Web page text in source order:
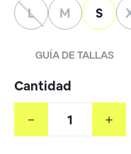
L M S
GUÍA DE TALLAS
Cantidad
＋
－